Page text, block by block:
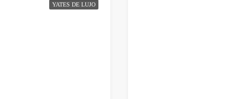
YATES DE LUJO